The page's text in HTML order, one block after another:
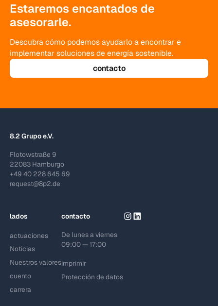
Estaremos encantados de
asesorarle.
Descubra cómo podemos ayudarlo a encontrar e
implementar soluciones de energía sostenible.
contacto
8.2 Grupo e.V.
Flotowstraße 9
22083 Hamburgo
+49 40 228 645 69
request@8p2.de
lados
actuaciones
Noticias
Nuestros valores
cuento
carrera
contacto
De lunes a viernes
09:00 — 17:00
imprimir
Protección de datos